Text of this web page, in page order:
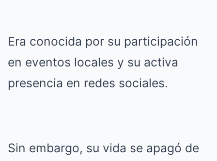
Era conocida por su participación
en eventos locales y su activa
presencia en redes sociales.
Sin embargo, su vida se apagó de